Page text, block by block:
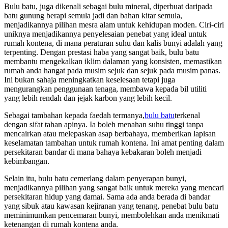
Bulu batu, juga dikenali sebagai bulu mineral, diperbuat daripada
batu gunung berapi semula jadi dan bahan kitar semula,
menjadikannya pilihan mesra alam untuk kehidupan moden. Ciri-ciri
uniknya menjadikannya penyelesaian penebat yang ideal untuk
rumah kontena, di mana peraturan suhu dan kalis bunyi adalah yang
terpenting. Dengan prestasi haba yang sangat baik, bulu batu
membantu mengekalkan iklim dalaman yang konsisten, memastikan
rumah anda hangat pada musim sejuk dan sejuk pada musim panas.
Ini bukan sahaja meningkatkan keselesaan tetapi juga
mengurangkan penggunaan tenaga, membawa kepada bil utiliti
yang lebih rendah dan jejak karbon yang lebih kecil.
Sebagai tambahan kepada faedah termanya,bulu batuterkenal
dengan sifat tahan apinya. Ia boleh menahan suhu tinggi tanpa
mencairkan atau melepaskan asap berbahaya, memberikan lapisan
keselamatan tambahan untuk rumah kontena. Ini amat penting dalam
persekitaran bandar di mana bahaya kebakaran boleh menjadi
kebimbangan.
Selain itu, bulu batu cemerlang dalam penyerapan bunyi,
menjadikannya pilihan yang sangat baik untuk mereka yang mencari
persekitaran hidup yang damai. Sama ada anda berada di bandar
yang sibuk atau kawasan kejiranan yang tenang, penebat bulu batu
meminimumkan pencemaran bunyi, membolehkan anda menikmati
ketenangan di rumah kontena anda.